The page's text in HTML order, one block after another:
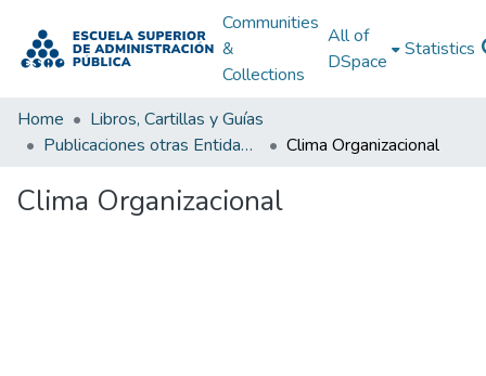
Communities
&
Collections
All of
DSpace
Statistics
Home
Libros, Cartillas y Guías
Publicaciones otras Entidades Estatales
Clima Organizacional
Clima Organizacional